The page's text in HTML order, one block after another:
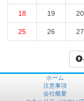
18 19 20
25 26 27
ホーム
注意事項
会社概要